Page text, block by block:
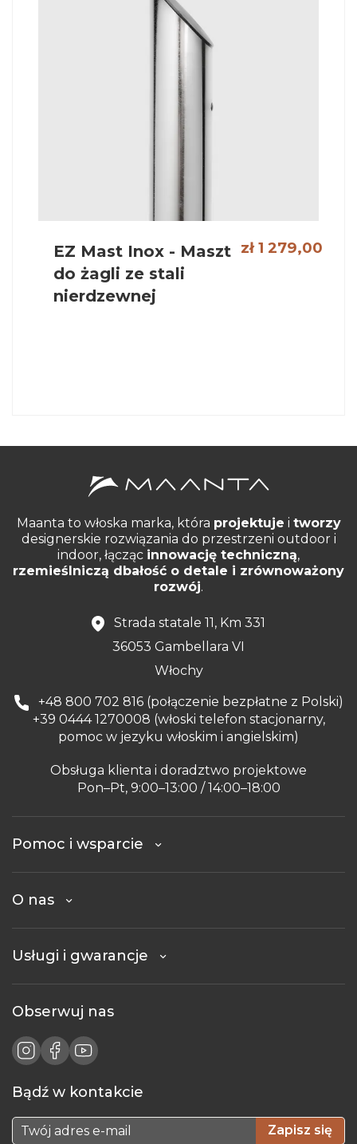
EZ Mast Inox - Maszt
do żagli ze stali
nierdzewnej
zł 1 279,00
Maanta to włoska marka, która projektuje i tworzy
designerskie rozwiązania do przestrzeni outdoor i
indoor, łącząc innowację techniczną,
rzemieślniczą dbałość o detale i zrównoważony
rozwój.
Strada statale 11, Km 331
36053 Gambellara VI
Włochy
+48 800 702 816 (połączenie bezpłatne z Polski)
+39 0444 1270008 (włoski telefon stacjonarny,
pomoc w jezyku włoskim i angielskim)
Obsługa klienta i doradztwo projektowe
Pon–Pt, 9:00–13:00 / 14:00–18:00
Pomoc i wsparcie
O nas
Usługi i gwarancje
Obserwuj nas
Bądź w kontakcie
Zapisz się